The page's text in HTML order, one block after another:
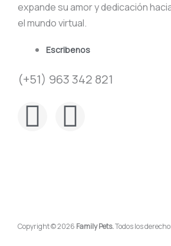
expande su amor y dedicación
el mundo virtual.
Escribenos
(+51) 963 342 821
F
b
I
a
Copyright © 2026 Family Pets.Todos los